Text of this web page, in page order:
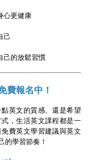
心更健康
己
己的放鬆習慣
費報名中！
英文的質感、還是希望
，生活英文課程都是一
費英文學習建議與英文
的學習節奏！